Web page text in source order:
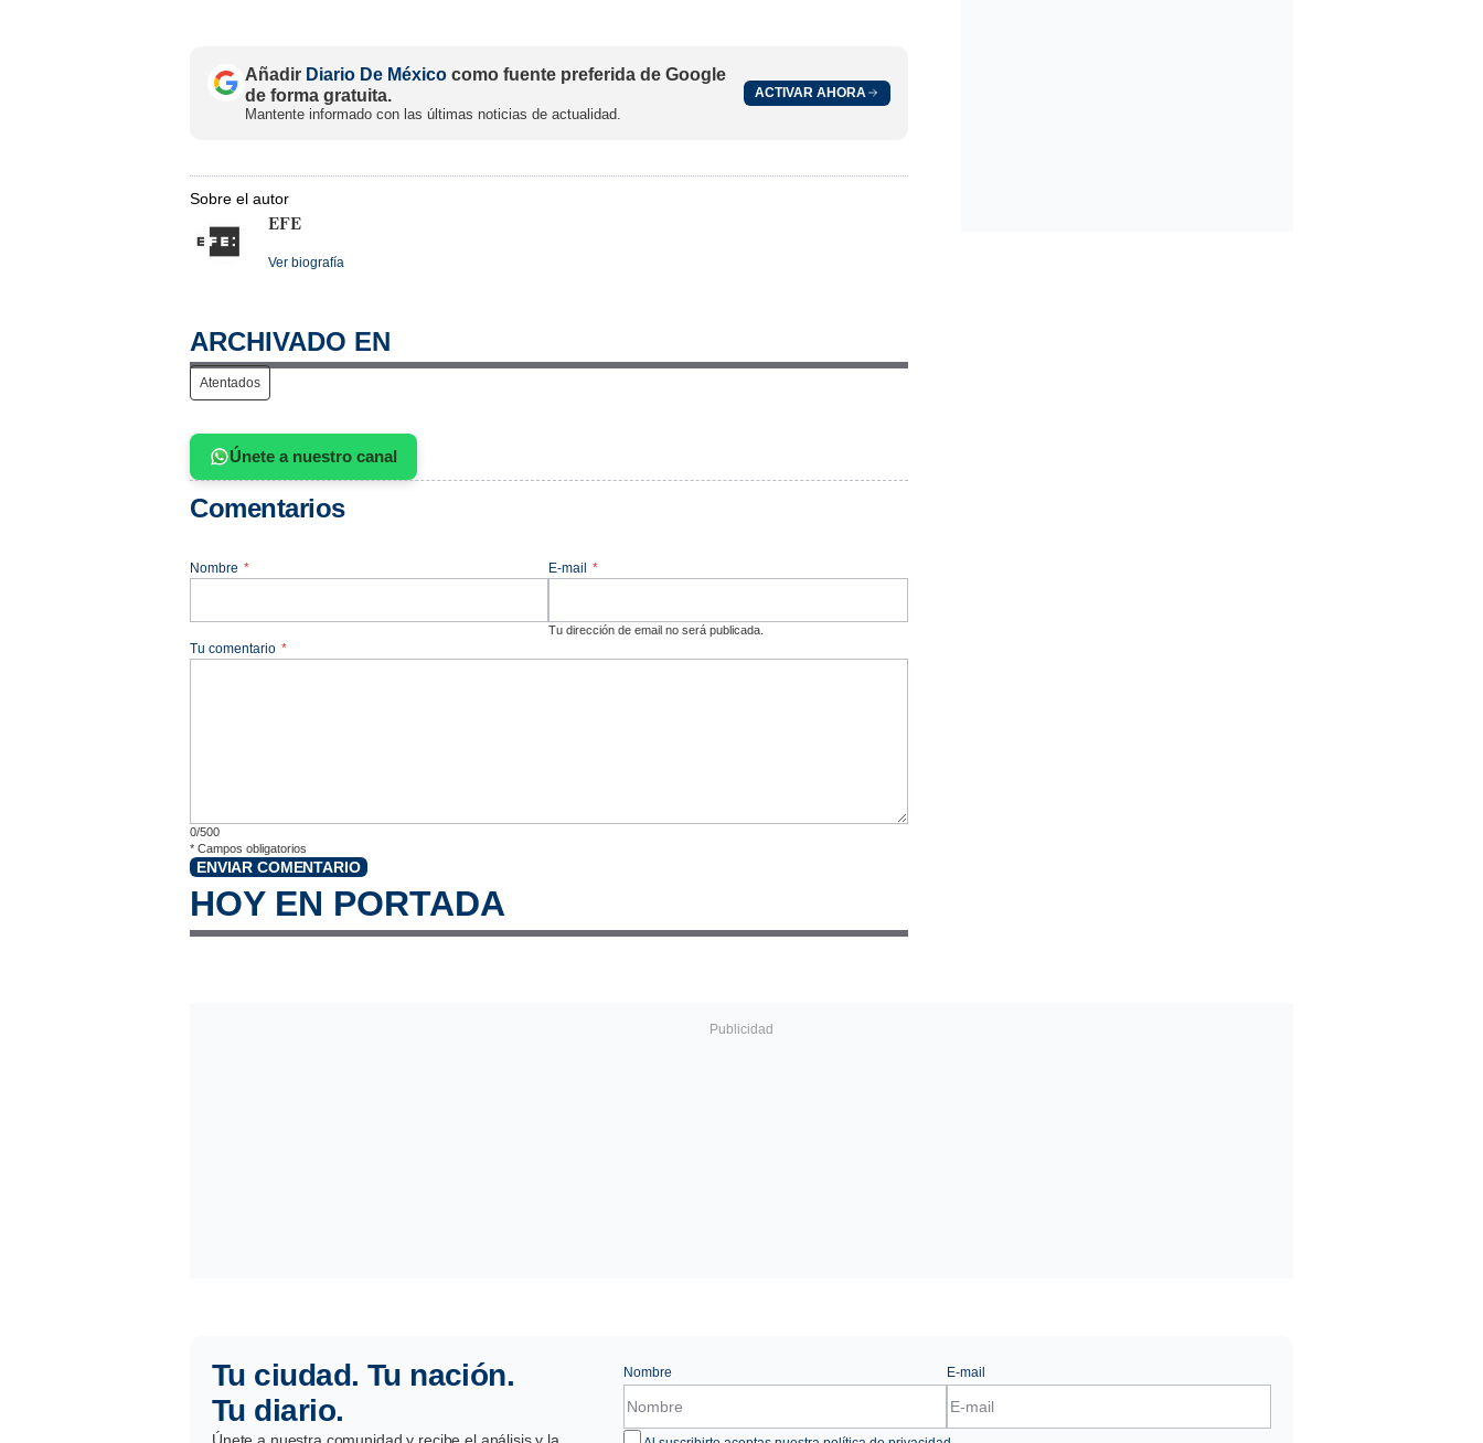
Añadir Diario De México como fuente preferida de Google
de forma gratuita.
Mantente informado con las últimas noticias de actualidad.
ACTIVAR AHORA
Sobre el autor
EFE
Ver biografía
ARCHIVADO EN
Atentados
Únete a nuestro canal
Comentarios
Nombre * E-mail *
Tu dirección de email no será publicada.
Tu comentario *
0/500
* Campos obligatorios
ENVIAR COMENTARIO
HOY EN PORTADA
Tu ciudad. Tu nación.
Tu diario.
Nombre E-mail